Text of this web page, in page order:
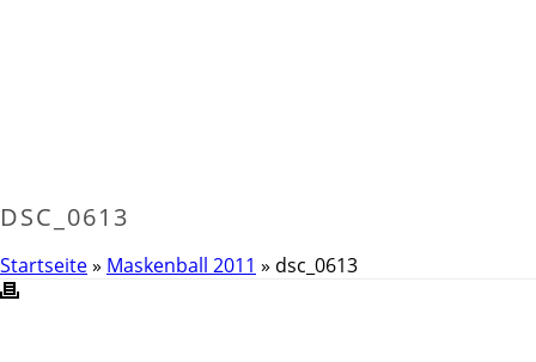
DSC_0613
Startseite» Maskenball 2011 » dsc_0613